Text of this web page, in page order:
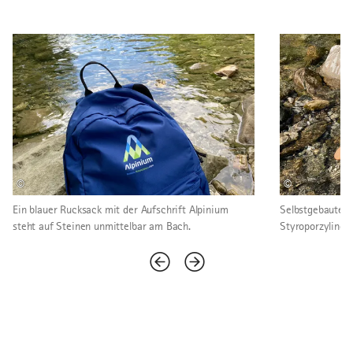
©
Ein blauer Rucksack mit der Aufschrift Alpinium
steht auf Steinen unmittelbar am Bach.
©
Selbstgebautes